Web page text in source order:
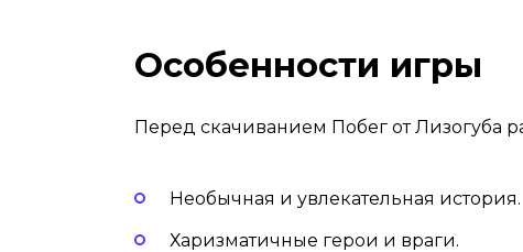
Особенности игры
Перед скачиванием Побег от Лизогуба
Необычная и увлекательная история.
Харизматичные герои и враги.